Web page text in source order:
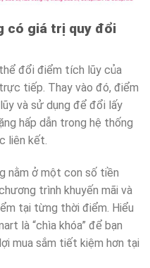
có giá trị quy đổi
đổi điểm tích lũy của
tiếp. Thay vào đó, điểm
và sử dụng để đổi lấy
hấp dẫn trong hệ thống
liên kết.
nằm ở một con số tiền
trình khuyến mãi và
tại từng thời điểm. Hiểu
là “chìa khóa” để bạn
mua sắm tiết kiệm hơn tại